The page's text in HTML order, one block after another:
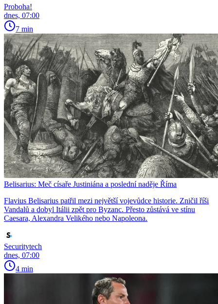
Proboha!
dnes, 07:00
7 min
Belisarius: Meč císaře Justiniána a poslední naděje Říma
Flavius Belisarius patřil mezi největší vojevůdce historie. Zničil říši
Vandalů a dobyl Itálii zpět pro Byzanc. Přesto zůstává ve stínu
Caesara, Alexandra Velikého nebo Napoleona.
Securitytech
dnes, 07:00
4 min